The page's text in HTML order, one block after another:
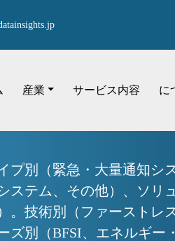
産業 サービス内容 に
プ別（緊急・大量通知
ステム、その他）、ソ
。技術別（ファーストレ
ズ別（BFSI、エネルギ